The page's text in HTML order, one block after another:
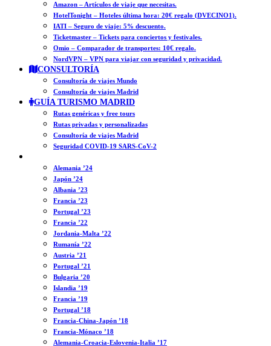
Amazon – Artículos de viaje que necesitas.
HotelTonight – Hoteles última hora: 20€ regalo (DVECINO1).
IATI – Seguro de viaje: 5% descuento.
Ticketmaster – Tickets para conciertos y festivales.
Omio – Comparador de transportes: 10€ regalo.
NordVPN – VPN para viajar con seguridad y privacidad.
CONSULTORÍA
Consultoría de viajes Mundo
Consultoría de viajes Madrid
GUÍA TURISMO MADRID
Rutas genéricas y free tours
Rutas privadas y personalizadas
Consultoría de viajes Madrid
Seguridad COVID-19 SARS-CoV-2
Alemania ’24
Japón ’24
Albania ’23
Francia ’23
Portugal ’23
Francia ’22
Jordania-Malta ’22
Rumanía ’22
Austria ’21
Portugal ’21
Bulgaria ’20
Islandia ’19
Francia ’19
Portugal ’18
Francia-China-Japón ’18
Francia-Mónaco ’18
Alemania-Croacia-Eslovenia-Italia ’17